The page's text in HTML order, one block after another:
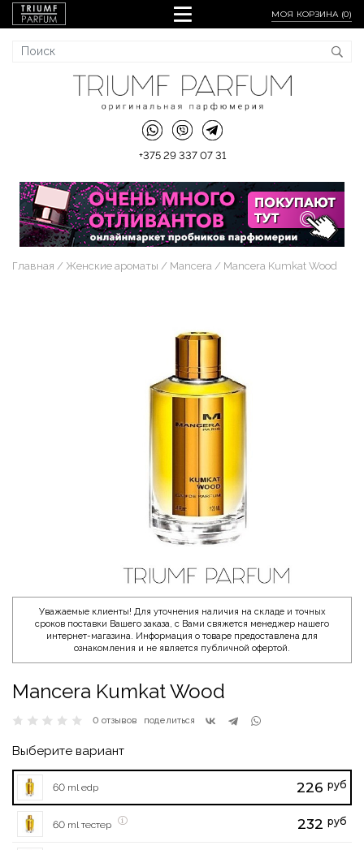
МОЯ КОРЗИНА (0)
+375 29 337 07 31
Главная Женские ароматы Mancera Mancera Kumkat Wood
Уважаемые клиенты! Для уточнения наличия на складе и точных
сроков поставки Вашего заказа, с Вами свяжется менеджер нашего
интернет-магазина. Информация о товаре предоставлена для
ознакомления и не является публичной офертой.
Mancera Kumkat Wood
0 отзывов поделиться
Выберите вариант
60 ml edp 226 руб
60 ml тестер 232 руб